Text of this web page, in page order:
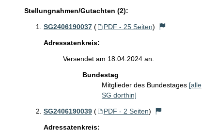
Stellungnahmen/Gutachten (2):
SG2406190037 ( PDF - 25 Seiten)
Adressatenkreis:
Versendet am 18.04.2024 an:
Bundestag
Mitglieder des Bundestages [alle
SG dorthin]
SG2406190039 ( PDF - 2 Seiten)
Adressatenkreis: